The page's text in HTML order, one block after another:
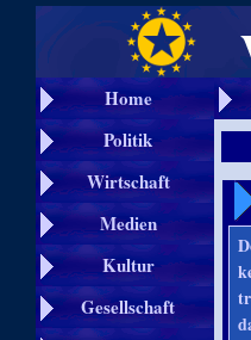
Home
Politik
Wirtschaft
Medien
Kultur
Gesellschaft